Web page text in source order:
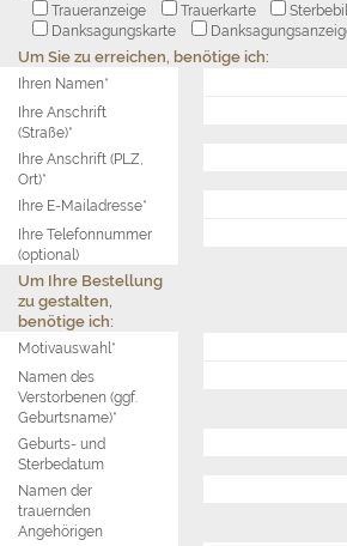
Traueranzeige
Trauerkarte
Danksagungskarte
Um Sie zu erreichen, benötige ich:
Ihren Namen*
Ihre Anschrift
(Straße)*
Ihre Anschrift (PLZ,
Ort)*
Ihre E-Mailadresse*
Ihre Telefonnummer
(optional)
Um Ihre Bestellung
zu gestalten,
benötige ich:
Motivauswahl*
Namen des
Verstorbenen (ggf.
Geburtsname)*
Geburts- und
Sterbedatum
Namen der
trauernden
Angehörigen